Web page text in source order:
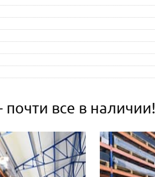
все в наличии!